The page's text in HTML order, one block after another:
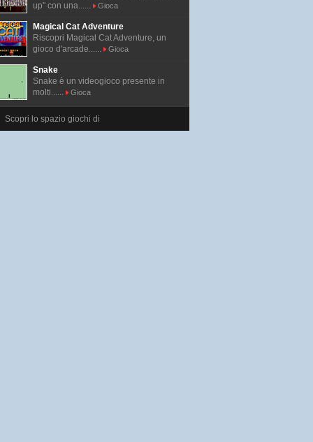
up" con una......
Gioca
Magical Cat Adventure
Riscopri Magical Cat Adventure, un
gioco d'arcade......
Gioca
Snake
Snake è un videogioco presente in
molti......
Gioca
Scopri lo spazio giochi di